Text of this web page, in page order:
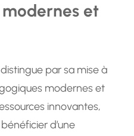
et
par sa mise à
modernes et
innovantes,
d’une